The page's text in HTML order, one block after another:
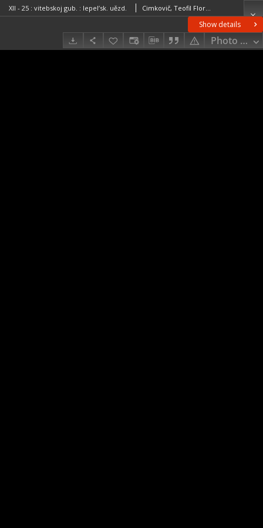
Show details
Photo
XII - 25 : vitebskoj gub. : lepelʹsk. uězd. Cimkovič, Teofil Florianovič (1849–1932)Rosja. Armiâ. Glavnyj štab. Litografìâ kartografičeskago zavedenìâ. Wydawca